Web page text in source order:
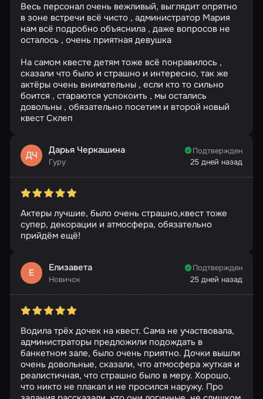
Весь персонал очень вежливый, выглядит опрятно
в зоне встречи всё чисто , администратор Мария
нам всё подробно объяснила , даже вопросов не
осталось , очень приятная девушка
На самом квесте детям тоже всё понравилось ,
сказали что было и страшно и интересно, так же
актёры очень внимательны , если кто то сильно
боится , стараются успокоить , мы остались
довольны , обязательно посетим и второй новый
квест Склеп
ДЧ Дарья Черкашина
Гуру
Подтвержден
25 дней назад
Актеры лучшие, было очень страшно,квест тоже
супер, декорации и атмосфера, обязательно
прийдём ещё!
Е Елизавета
Новичок
Подтвержден
25 дней назад
Водила трёх дочек на квест. Сама не участвовала,
администраторы предложили подождать в
банкетном зале, было очень приятно. Дочки вышли
очень довольные, сказали, что атмосфера жуткая и
реалистичная, что страшно было в меру. Хорошо,
что никто не плакал и не просился наружу. Про